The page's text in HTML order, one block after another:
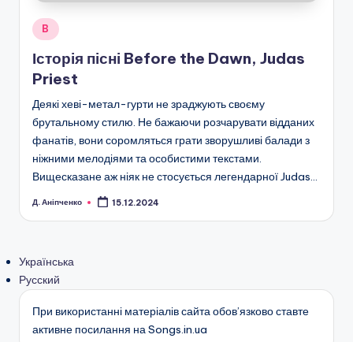
Опубліковано
B
Історія пісні Before the Dawn, Judas
Priest
Деякі хеві-метал-гурти не зраджують своєму
брутальному стилю. Не бажаючи розчарувати відданих
фанатів, вони соромляться грати зворушливі балади з
ніжними мелодіями та особистими текстами.
Вищесказане аж ніяк не стосується легендарної Judas…
Опубліковано
Д. Аніпченко 15.12.2024
Українська
Русский
При використанні матеріалів сайта обов’язково ставте
активне посилання на Songs.in.ua